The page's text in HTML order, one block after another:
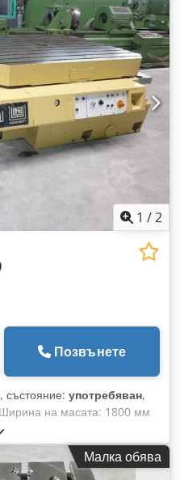
1 /2
Позвънете
, състояние: употребяван,
на масата: 1800 мм
12,5 т Обща
на машината: около 7,5
на масата: около
Малка обява